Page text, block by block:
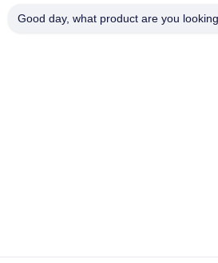
Good day, what product are you